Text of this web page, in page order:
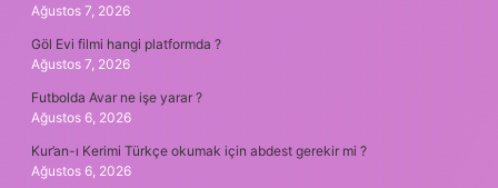
Ağustos 7, 2026
Göl Evi filmi hangi platformda ?
Ağustos 7, 2026
Futbolda Avar ne işe yarar ?
Ağustos 6, 2026
Kur’an-ı Kerimi Türkçe okumak için abdest gerekir mi ?
Ağustos 6, 2026